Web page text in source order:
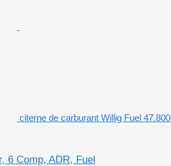
citerne de carburant Willig Fuel 47.800
6 Comp, ADR, Fuel